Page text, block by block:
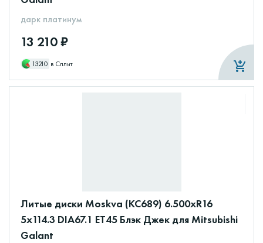
дарк платинум
13 210 ₽
13210 в Сплит
Литые диски Moskva (КС689) 6.500xR16
5x114.3 DIA67.1 ET45 Блэк Джек для Mitsubishi
Galant